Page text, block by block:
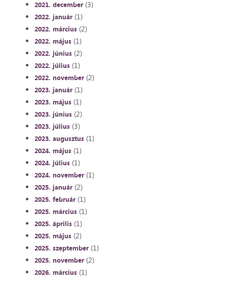
2021. december(3)
2022. január(1)
2022. március(2)
2022. május(1)
2022. június(2)
2022. július(1)
2022. november(2)
2023. január(1)
2023. május(1)
2023. június(2)
2023. július(3)
2023. augusztus(1)
2024. május(1)
2024. július(1)
2024. november(1)
2025. január(2)
2025. február(1)
2025. március(1)
2025. április(1)
2025. május(2)
2025. szeptember(1)
2025. november(2)
2026. március(1)